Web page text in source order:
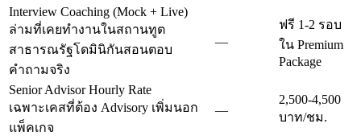
Interview Coaching (Mock + Live)
ล่ามที่เคยทำงานในสถานทูต
สาธารณรัฐโดมินิกันสอนตอบ
คำถามจริง
—
ฟรี 1-2 รอบ
ใน Premium
Package
Senior Advisor Hourly Rate
เฉพาะเคสที่ต้อง Advisory เพิ่มนอก
แพ็คเกจ
—
2,500-4,500
บาท/ชม.